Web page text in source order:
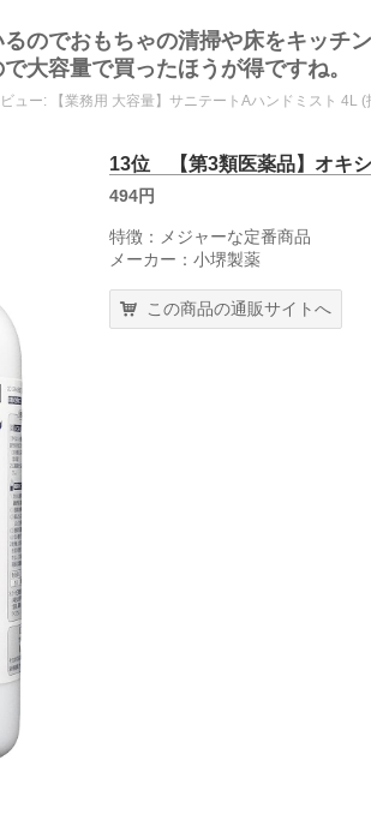
のでおもちゃの清掃や床をキッチ
大容量で買ったほうが得ですね。
ュー: 【業務用 大容量】サニテートAハンドミスト 4L (
13位 【第3類医薬品】オキ
494円
特徴：メジャーな定番商品
メーカー：小堺製薬
この商品の通販サイトへ